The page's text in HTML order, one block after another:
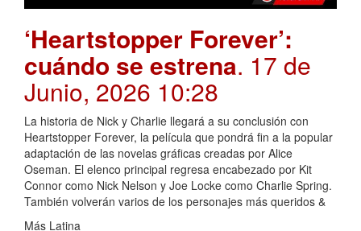
‘Heartstopper Forever’:
cuándo se estrena. 17 de
Junio, 2026 10:28
La historia de Nick y Charlie llegará a su conclusión con
Heartstopper Forever, la película que pondrá fin a la popular
adaptación de las novelas gráficas creadas por Alice
Oseman. El elenco principal regresa encabezado por Kit
Connor como Nick Nelson y Joe Locke como Charlie Spring.
También volverán varios de los personajes más queridos &
Más Latina